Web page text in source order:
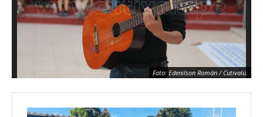
Foto: Edenilson Román / Cutivalú.